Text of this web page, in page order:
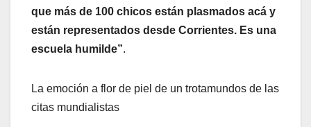
que más de 100 chicos están plasmados acá y
están representados desde Corrientes. Es una
escuela humilde”.
La emoción a flor de piel de un trotamundos de las
citas mundialistas